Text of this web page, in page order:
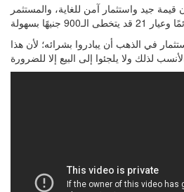
جيد واستثمار آمن للغاية، والمستثمر
في الذهب أن يبادروا بشرائه؛ لأن هذا